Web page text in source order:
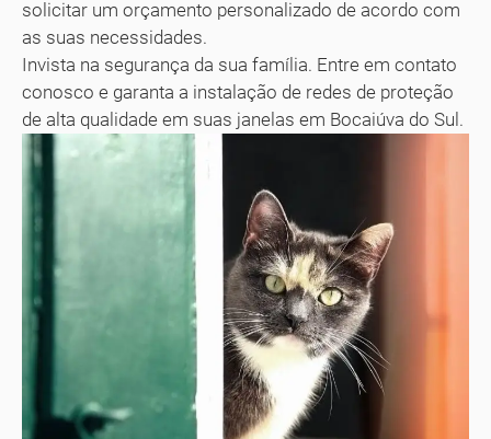
solicitar um orçamento personalizado de acordo com
as suas necessidades.
Invista na segurança da sua família. Entre em contato
conosco e garanta a instalação de redes de proteção
de alta qualidade em suas janelas em Bocaiúva do Sul.